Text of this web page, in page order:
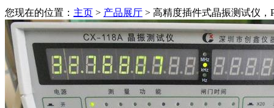
您现在的位置： 主页 > 产品展厅 > 高精度插件式晶振测试仪，